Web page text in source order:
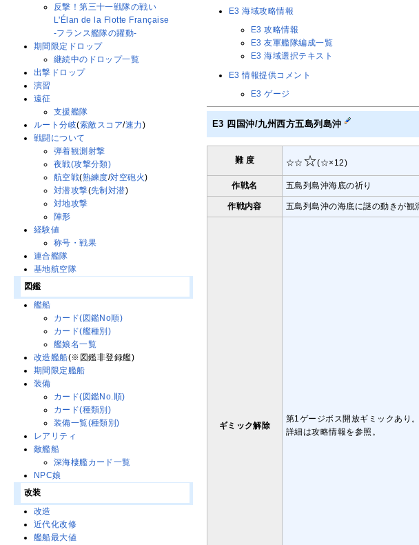
E3 海域攻略情報
E3 攻略情報
E3 友軍艦隊編成一覧
E3 海域選択テキスト
E3 情報提供コメント
E3 ゲージ
E3 四国沖/九州西方五島列島沖
難 度 ☆☆ ☆(☆×12)
作戦名 五島列島沖海底の祈り
作戦内容 五島列島沖の海底に謎の動きが観
ギミック解除
第1ゲージボス開放ギミックあり。
詳細は攻略情報を参照。
反撃！第三十一戦隊の戦い
L'Élan de la Flotte Française
-フランス艦隊の躍動-
期間限定ドロップ
継続中のドロップ一覧
出撃ドロップ
演習
遠征
支援艦隊
ルート分岐(索敵スコア/速力)
戦闘について
弾着観測射撃
夜戦(攻撃分類)
航空戦(熟練度/対空砲火)
対潜攻撃(先制対潜)
対地攻撃
陣形
経験値
称号・戦果
連合艦隊
基地航空隊
図鑑
艦船
カード(図鑑No順)
カード(艦種別)
艦娘名一覧
改造艦船(※図鑑非登録艦)
期間限定艦船
装備
カード(図鑑No.順)
カード(種類別)
装備一覧(種類別)
レアリティ
敵艦船
深海棲艦カード一覧
NPC娘
改装
改造
近代化改修
艦船最大値